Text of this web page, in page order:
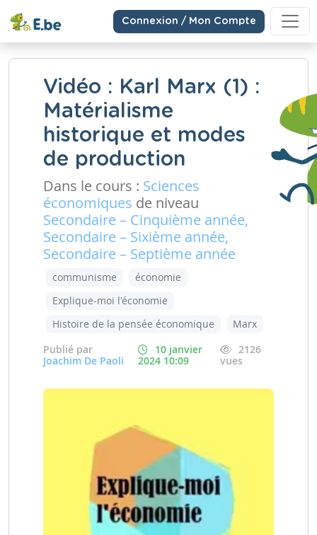
Connexion / Mon Compte
Vidéo : Karl Marx (1) :
Matérialisme
historique et modes
de production
Dans le cours : Sciences
économiques de niveau
Secondaire – Cinquième année,
Secondaire – Sixième année,
Secondaire – Septième année
communisme
économie
Explique-moi l'économie
Histoire de la pensée économique
Marx
Publié par
Joachim De Paoli
10 janvier
2024 10:09
2126
vues